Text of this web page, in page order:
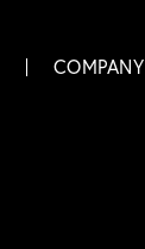
COMPANY